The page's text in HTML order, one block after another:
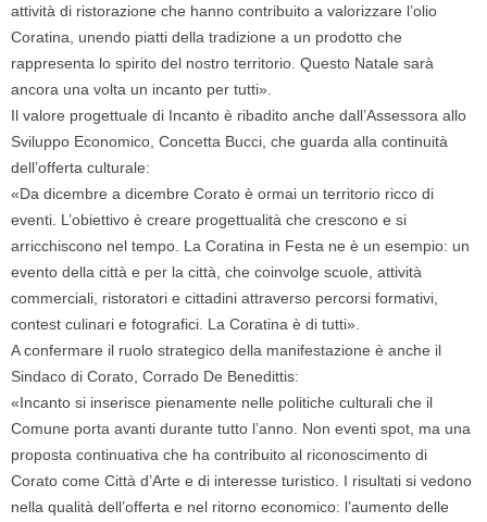
attività di ristorazione che hanno contribuito a valorizzare l’olio
Coratina, unendo piatti della tradizione a un prodotto che
rappresenta lo spirito del nostro territorio. Questo Natale sarà
ancora una volta un incanto per tutti».
Il valore progettuale di Incanto è ribadito anche dall’Assessora allo
Sviluppo Economico, Concetta Bucci, che guarda alla continuità
dell’offerta culturale:
«Da dicembre a dicembre Corato è ormai un territorio ricco di
eventi. L’obiettivo è creare progettualità che crescono e si
arricchiscono nel tempo. La Coratina in Festa ne è un esempio: un
evento della città e per la città, che coinvolge scuole, attività
commerciali, ristoratori e cittadini attraverso percorsi formativi,
contest culinari e fotografici. La Coratina è di tutti».
A confermare il ruolo strategico della manifestazione è anche il
Sindaco di Corato, Corrado De Benedittis:
«Incanto si inserisce pienamente nelle politiche culturali che il
Comune porta avanti durante tutto l’anno. Non eventi spot, ma una
proposta continuativa che ha contribuito al riconoscimento di
Corato come Città d’Arte e di interesse turistico. I risultati si vedono
nella qualità dell’offerta e nel ritorno economico: l’aumento delle